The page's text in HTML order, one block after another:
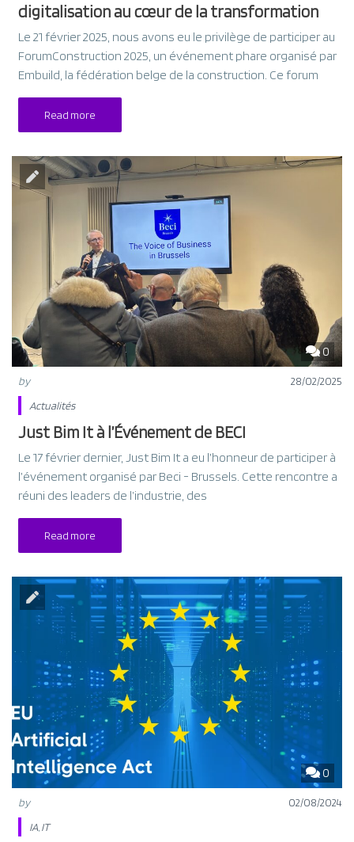
digitalisation au cœur de la transformation
Le 21 février 2025, nous avons eu le privilège de participer au
ForumConstruction 2025, un événement phare organisé par
Embuild, la fédération belge de la construction. Ce forum
Read more
0
by
28/02/2025
Actualités
Just Bim It à l’Événement de BECI
Le 17 février dernier, Just Bim It a eu l’honneur de participer à
l’événement organisé par Beci - Brussels. Cette rencontre a
réuni des leaders de l’industrie, des
Read more
0
by
02/08/2024
IA IT